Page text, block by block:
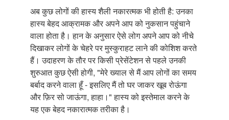
अब कुछ लोगों की हास्य शैली नकारत्मक भी होती है: उनका
हास्य बेहद आक्रामक और अपने आप को नुकसान पहुंचाने
वाला होता है। हान के अनुसार ऐसे लोग अपने आप को नीचे
दिखाकर लोगों के चेहरे पर मुस्कुराहट लाने की कोशिश करते
हैं। उदाहरण के तौर पर किसी प्रेसेंटेशन से पहले उनकी
शुरुआत कुछ ऐसी होगी, "मेरे ख्याल से मैं आप लोगों का समय
बर्बाद करने वाला हूँ - इसलिए मैं तो घर जाकर खूब रोऊंगा
और फ़िर सो जाऊंगा, हाहा।" हास्य को इस्तेमाल करने के
यह एक बेहद नकारात्मक तरीका है।